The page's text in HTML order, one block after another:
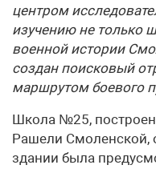
центром
изучению не только
военной истории
создан поисковый
маршрутом боевого
Школа №25,
Рашели Смоленской,
здании была